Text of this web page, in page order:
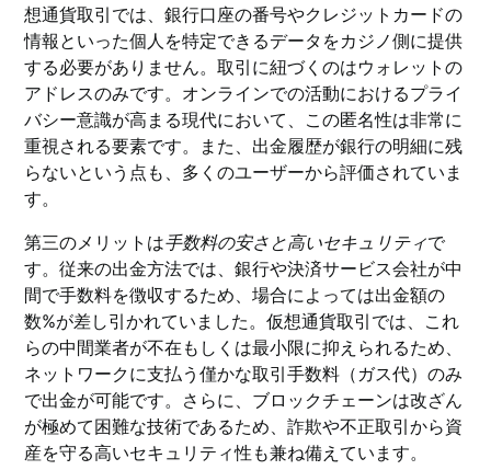
想通貨取引では、銀行口座の番号やクレジットカードの
情報といった個人を特定できるデータをカジノ側に提供
する必要がありません。取引に紐づくのはウォレットの
アドレスのみです。オンラインでの活動におけるプライ
バシー意識が高まる現代において、この匿名性は非常に
重視される要素です。また、出金履歴が銀行の明細に残
らないという点も、多くのユーザーから評価されていま
す。
第三のメリットは手数料の安さと高いセキュリティで
す。従来の出金方法では、銀行や決済サービス会社が中
間で手数料を徴収するため、場合によっては出金額の
数%が差し引かれていました。仮想通貨取引では、これ
らの中間業者が不在もしくは最小限に抑えられるため、
ネットワークに支払う僅かな取引手数料（ガス代）のみ
で出金が可能です。さらに、ブロックチェーンは改ざん
が極めて困難な技術であるため、詐欺や不正取引から資
産を守る高いセキュリティ性も兼ね備えています。